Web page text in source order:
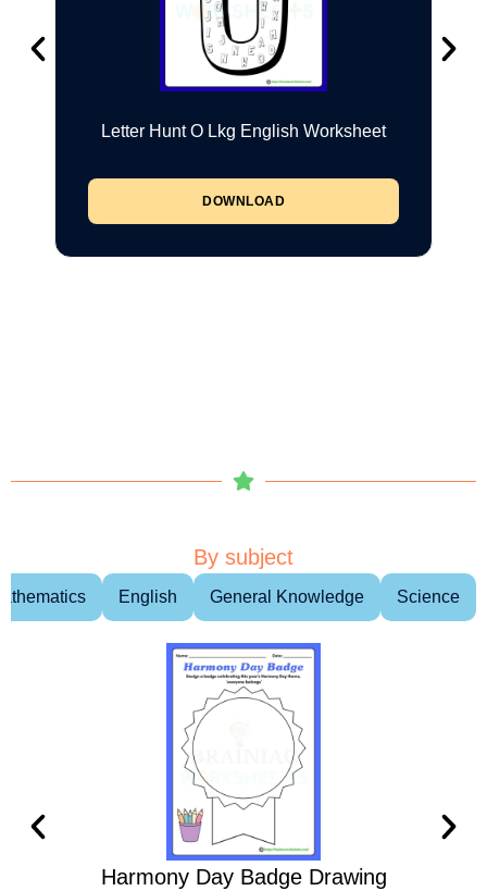
Letter Hunt O Lkg English Worksheet
DOWNLOAD
By subject
English General Knowledge Science
Harmony Day Badge Drawing